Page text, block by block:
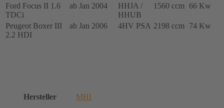
Ford Focus II 1.6
TDCi
ab Jan 2004
HHJA /
HHUB
1560 ccm 66 Kw
Peugeot Boxer III
2.2 HDI
ab Jan 2006 4HV PSA 2198 ccm 74 Kw
Hersteller MHI